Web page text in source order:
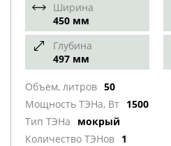
Ширина
450 мм
Глубина
497 мм
Объем, литров 50
Мощность ТЭНа, Вт 1500
Тип ТЭНа
мокрый
Количество ТЭНов 1